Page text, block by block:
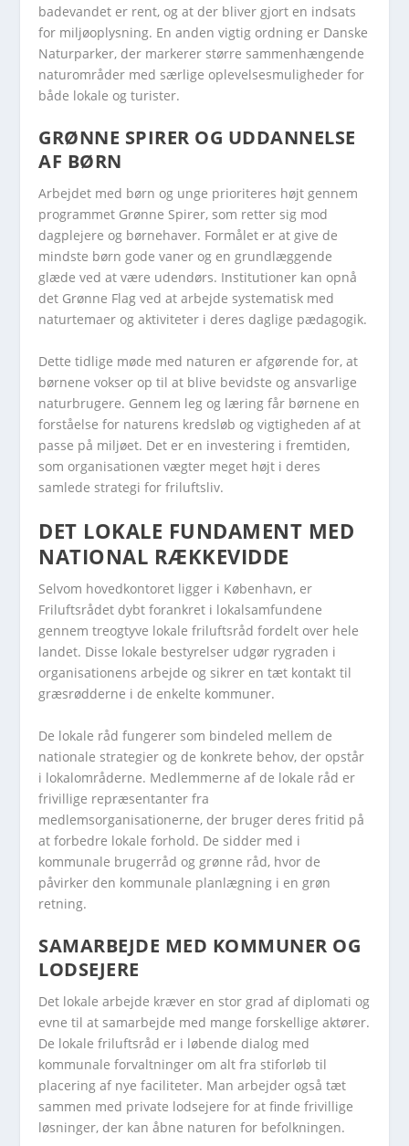
badevandet er rent, og at der bliver gjort en indsats
for miljøoplysning. En anden vigtig ordning er Danske
Naturparker, der markerer større sammenhængende
naturområder med særlige oplevelsesmuligheder for
både lokale og turister.
GRØNNE SPIRER OG UDDANNELSE
AF BØRN
Arbejdet med børn og unge prioriteres højt gennem
programmet Grønne Spirer, som retter sig mod
dagplejere og børnehaver. Formålet er at give de
mindste børn gode vaner og en grundlæggende
glæde ved at være udendørs. Institutioner kan opnå
det Grønne Flag ved at arbejde systematisk med
naturtemaer og aktiviteter i deres daglige pædagogik.
Dette tidlige møde med naturen er afgørende for, at
børnene vokser op til at blive bevidste og ansvarlige
naturbrugere. Gennem leg og læring får børnene en
forståelse for naturens kredsløb og vigtigheden af at
passe på miljøet. Det er en investering i fremtiden,
som organisationen vægter meget højt i deres
samlede strategi for friluftsliv.
DET LOKALE FUNDAMENT MED
NATIONAL RÆKKEVIDDE
Selvom hovedkontoret ligger i København, er
Friluftsrådet dybt forankret i lokalsamfundene
gennem treogtyve lokale friluftsråd fordelt over hele
landet. Disse lokale bestyrelser udgør rygraden i
organisationens arbejde og sikrer en tæt kontakt til
græsrødderne i de enkelte kommuner.
De lokale råd fungerer som bindeled mellem de
nationale strategier og de konkrete behov, der opstår
i lokalområderne. Medlemmerne af de lokale råd er
frivillige repræsentanter fra
medlemsorganisationerne, der bruger deres fritid på
at forbedre lokale forhold. De sidder med i
kommunale brugerråd og grønne råd, hvor de
påvirker den kommunale planlægning i en grøn
retning.
SAMARBEJDE MED KOMMUNER OG
LODSEJERE
Det lokale arbejde kræver en stor grad af diplomati og
evne til at samarbejde med mange forskellige aktører.
De lokale friluftsråd er i løbende dialog med
kommunale forvaltninger om alt fra stiforløb til
placering af nye faciliteter. Man arbejder også tæt
sammen med private lodsejere for at finde frivillige
løsninger, der kan åbne naturen for befolkningen.